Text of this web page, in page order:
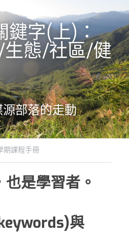
鍵字(上)：
態/社區/健
部落的走動
期課程手冊
是學習者。
與